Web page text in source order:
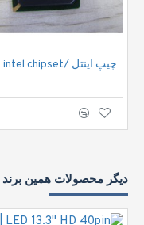
چیپ اینتل /intel chipset
دیگر محصولات همین برند